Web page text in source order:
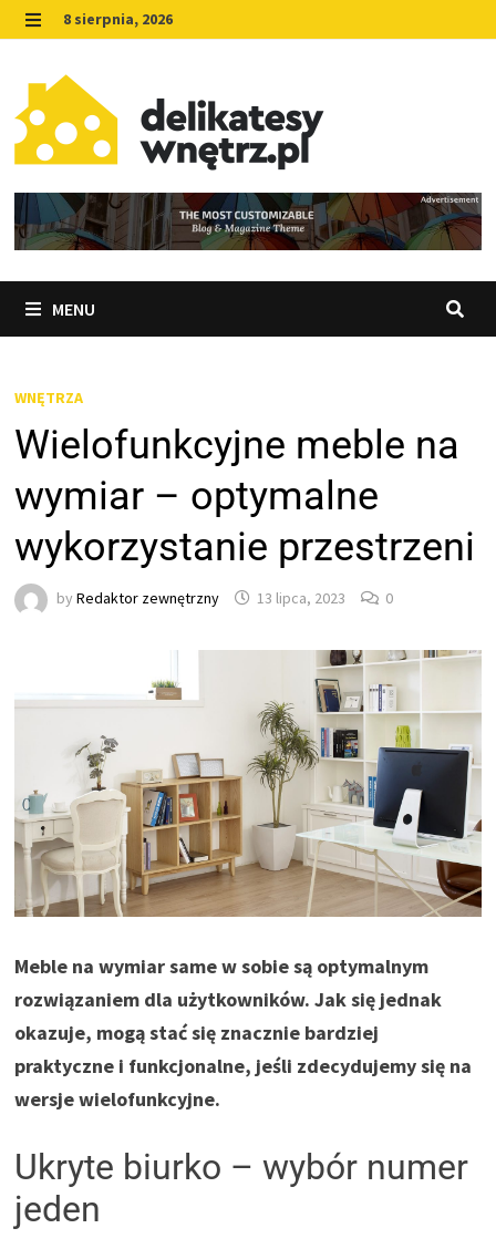
Skip
to
content
MENU
8 sierpnia, 2026
MENU
WNĘTRZA
Wielofunkcyjne meble na
wymiar – optymalne
wykorzystanie przestrzeni
byRedaktor zewnętrzny 13 lipca, 2023 0
Meble na wymiar same w sobie są optymalnym
rozwiązaniem dla użytkowników. Jak się jednak
okazuje, mogą stać się znacznie bardziej
praktyczne i funkcjonalne, jeśli zdecydujemy się na
wersje wielofunkcyjne.
Ukryte biurko – wybór numer
jeden